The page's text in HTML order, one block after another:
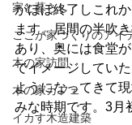
家と暮らし
ここが家づくりのアイ
木の家訪問
木の家カフェ
イカす木造建築
がほぼ終了しこれ
ます。居間の半吹
あり、奥には食堂
でイメージしてい
ようになってきて
みな時期です。3月